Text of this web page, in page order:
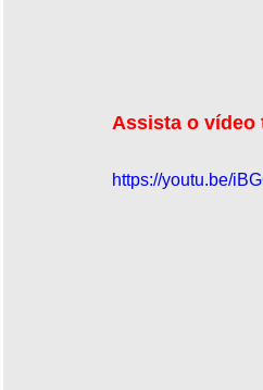
Assista o vídeo
https://youtu.be/